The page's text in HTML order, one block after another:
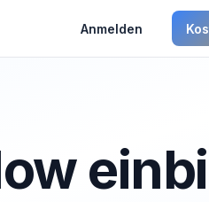
Anmelden